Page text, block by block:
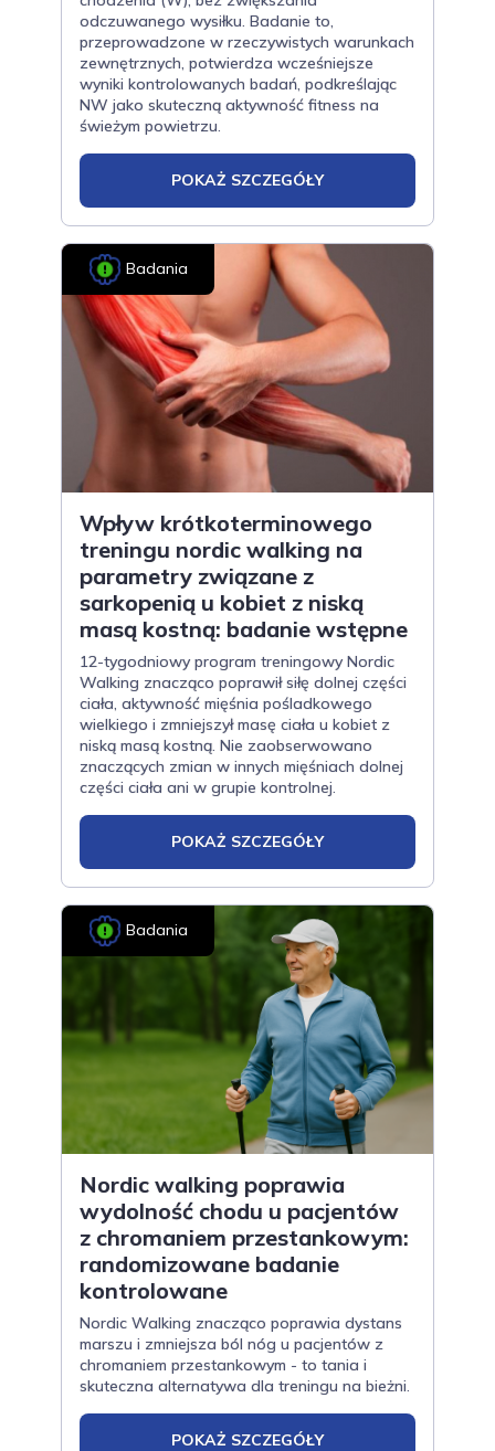
odczuwanego wysiłku. Badanie to,
przeprowadzone w rzeczywistych warunkach
zewnętrznych, potwierdza wcześniejsze
wyniki kontrolowanych badań, podkreślając
NW jako skuteczną aktywność fitness na
świeżym powietrzu.
POKAŻ SZCZEGÓŁY
Badania
Wpływ krótkoterminowego
treningu nordic walking na
parametry związane z
sarkopenią u kobiet z niską
masą kostną: badanie wstępne
12-tygodniowy program treningowy Nordic
Walking znacząco poprawił siłę dolnej części
ciała, aktywność mięśnia pośladkowego
wielkiego i zmniejszył masę ciała u kobiet z
niską masą kostną. Nie zaobserwowano
znaczących zmian w innych mięśniach dolnej
części ciała ani w grupie kontrolnej.
POKAŻ SZCZEGÓŁY
Badania
Nordic walking poprawia
wydolność chodu u pacjentów
z chromaniem przestankowym:
randomizowane badanie
kontrolowane
Nordic Walking znacząco poprawia dystans
marszu i zmniejsza ból nóg u pacjentów z
chromaniem przestankowym - to tania i
skuteczna alternatywa dla treningu na bieżni.
POKAŻ SZCZEGÓŁY